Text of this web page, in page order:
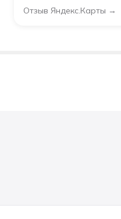
Отзыв Яндекс.Карты →